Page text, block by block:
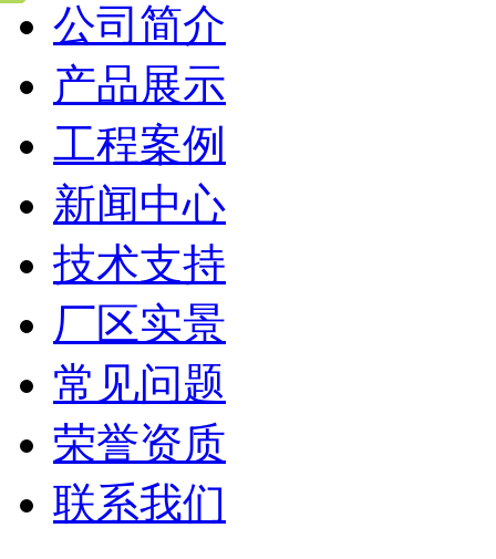
公司简介
产品展示
工程案例
新闻中心
技术支持
厂区实景
常见问题
荣誉资质
联系我们